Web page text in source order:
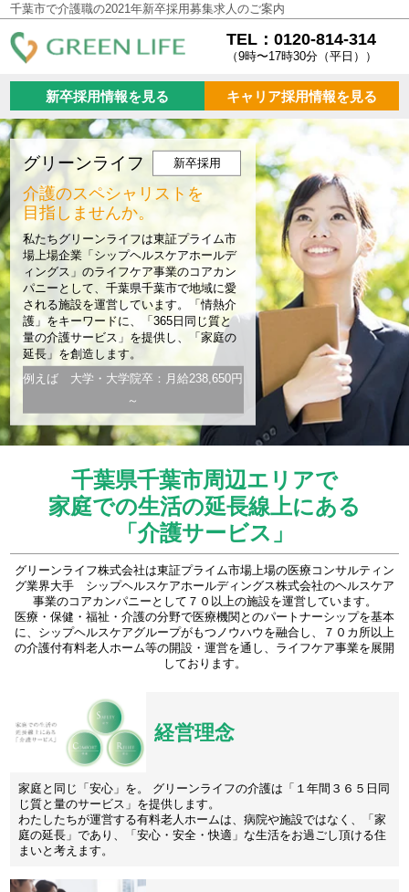
千葉市で介護職の2021年新卒採用募集求人のご案内
TEL：0120-814-314
（9時〜17時30分（平日））
新卒採用情報を見る キャリア採用情報を見る
グリーンライフ 新卒採用
介護のスペシャリストを
目指しませんか。
私たちグリーンライフは東証プライム市
場上場企業「シップヘルスケアホールデ
ィングス」のライフケア事業のコアカン
パニーとして、千葉県千葉市で地域に愛
される施設を運営しています。「情熱介
護」をキーワードに、「365日同じ質と
量の介護サービス」を提供し、「家庭の
延長」を創造します。
例えば 大学・大学院卒：月給238,650円
～
千葉県千葉市周辺エリアで
家庭での生活の延長線上にある
「介護サービス」
グリーンライフ株式会社は東証プライム市場上場の医療コンサルティン
グ業界大手 シップヘルスケアホールディングス株式会社のヘルスケア
事業のコアカンパニーとして７０以上の施設を運営しています。
医療・保健・福祉・介護の分野で医療機関とのパートナーシップを基本
に、シップヘルスケアグループがもつノウハウを融合し、７０カ所以上
の介護付有料老人ホーム等の開設・運営を通し、ライフケア事業を展開
しております。
経営理念
家庭と同じ「安心」を。 グリーンライフの介護は「１年間３６５日同
じ質と量のサービス」を提供します。
わたしたちが運営する有料老人ホームは、病院や施設ではなく、「家
庭の延長」であり、「安心・安全・快適」な生活をお過ごし頂ける住
まいと考えます。